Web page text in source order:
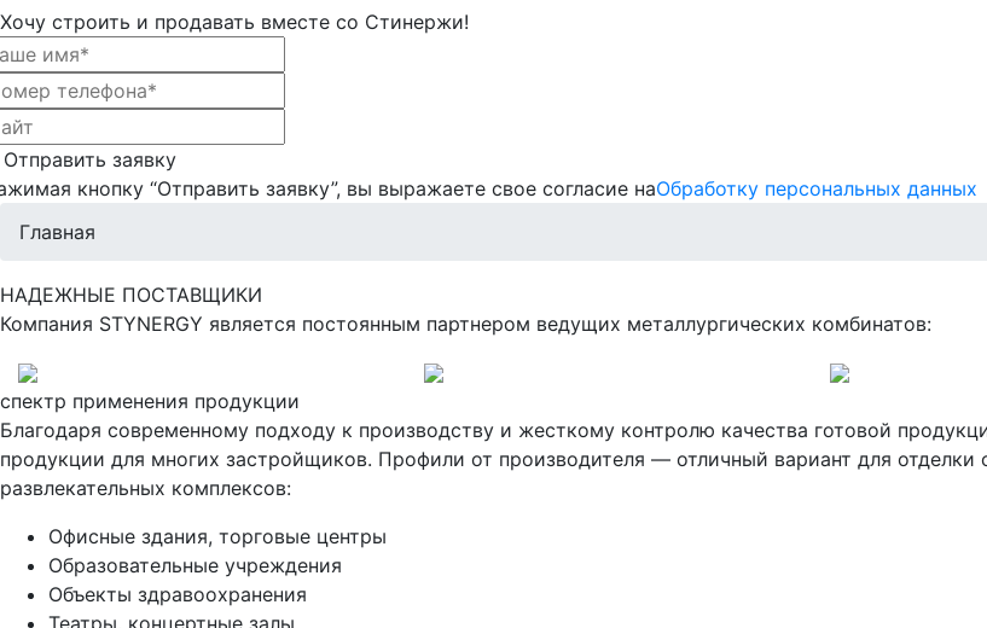
Хочу строить и продавать вместе со Стинержи!
Отправить заявку
кнопку “Отправить заявку”, вы выражаете свое согласие наОбработку персональных данных
Главная
НАДЕЖНЫЕ ПОСТАВЩИКИ
Компания STYNERGY является постоянным партнером ведущих металлургических комбинатов:
спектр применения продукции
Благодаря современному подходу к производству и жесткому контролю качества готовой
продукции для многих застройщиков. Профили от производителя — отличный вариант для
развлекательных комплексов:
Офисные здания, торговые центры
Образовательные учреждения
Объекты здравоохранения
Театры, концертные залы